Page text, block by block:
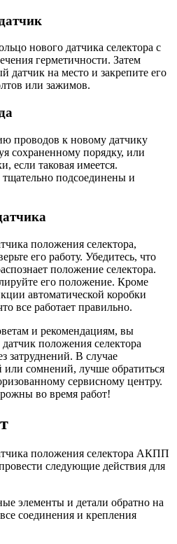
нового датчика селектора с
герметичности. Затем
датчик на место и закрепите его
или зажимов.
проводов к новому датчику
сохраненному порядку, или
если таковая имеется.
тщательно подсоединены и
положения селектора,
его работу. Убедитесь, что
положение селектора.
его положение. Кроме
автоматической коробки
все работает правильно.
и рекомендациям, вы
положения селектора
В случае
или сомнений, лучше обратиться
сервисному центру.
во время работ!
положения селектора АКПП
следующие действия для
элементы и детали обратно на
соединения и крепления